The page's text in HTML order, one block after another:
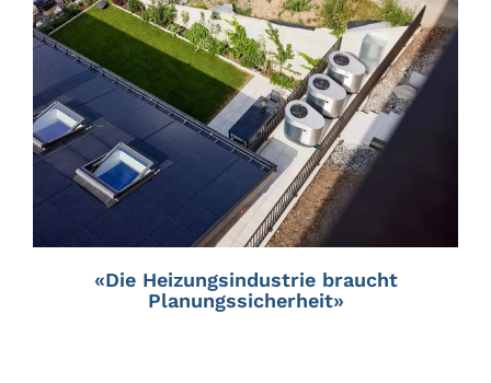
«Die Heizungsindustrie braucht
Planungssicherheit»